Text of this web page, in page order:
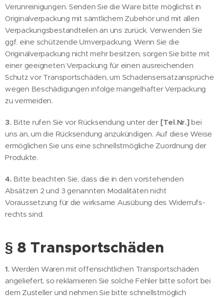
Verunreinigungen. Senden Sie die Ware bitte möglichst in
Originalverpackung mit sämtlichem Zubehör und mit allen
Verpackungsbestandteilen an uns zurück. Verwenden Sie
ggf. eine schützende Umverpackung. Wenn Sie die
Originalverpackung nicht mehr besitzen, sorgen Sie bitte mit
einer geeigneten Verpackung für einen ausreichenden
Schutz vor Transportschäden, um Schadensersatzansprüche
wegen Beschädigungen infolge mangelhafter Verpackung
zu vermeiden.
3. Bitte rufen Sie vor Rücksendung unter der [Tel.Nr.] bei
uns an, um die Rücksendung anzukündigen. Auf diese Weise
ermöglichen Sie uns eine schnellstmögliche Zuordnung der
Produkte.
4. Bitte beachten Sie, dass die in den vorstehenden
Absätzen 2 und 3 genannten Modalitäten nicht
Voraussetzung für die wirksame Ausübung des Widerrufs-
rechts sind.
§ 8 Transportschäden
1.Werden Waren mit offensichtlichen Transportschäden
angeliefert, so reklamieren Sie solche Fehler bitte sofort bei
dem Zusteller und nehmen Sie bitte schnellstmöglich